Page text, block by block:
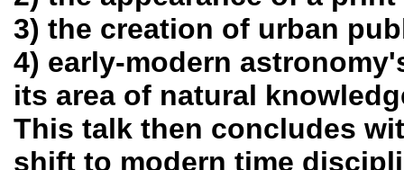
3) the creation of urban
4) early-modern
its area of natural
This talk then concludes
shift to modern time